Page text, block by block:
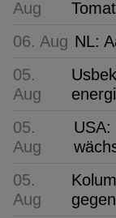
Aug
06. Aug NL:
05.
Aug
05.
Aug
USA:
05.
Aug